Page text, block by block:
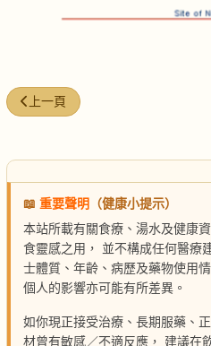
上一篇文章: 當歸首烏燉牛腿肉
上一頁
📖 重要聲明
（健康小提示）
本站所載有關食療、湯水及健康
食靈感之用， 並不構成任何醫療
士體質、年齡、病歷及藥物使用
個人的影響亦可能有所差異。
如你現正接受治療、長期服藥、
材曾有敏感／不適反應， 建議在